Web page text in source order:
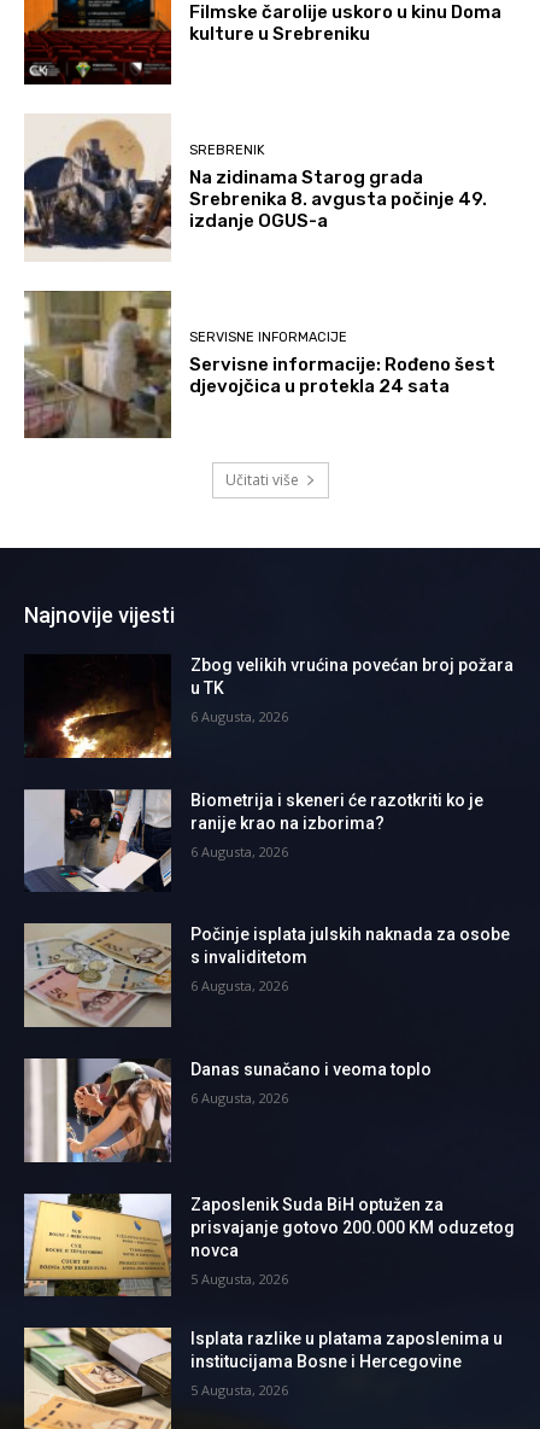
Filmske čarolije uskoro u kinu Doma
kulture u Srebreniku
SREBRENIK
Na zidinama Starog grada
Srebrenika 8. avgusta počinje 49.
izdanje OGUS-a
SERVISNE INFORMACIJE
Servisne informacije: Rođeno šest
djevojčica u protekla 24 sata
Učitati više
Najnovije vijesti
Zbog velikih vrućina povećan broj požara
u TK
6 Augusta, 2026
Biometrija i skeneri će razotkriti ko je
ranije krao na izborima?
6 Augusta, 2026
Počinje isplata julskih naknada za osobe
s invaliditetom
6 Augusta, 2026
Danas sunačano i veoma toplo
6 Augusta, 2026
Zaposlenik Suda BiH optužen za
prisvajanje gotovo 200.000 KM oduzetog
novca
5 Augusta, 2026
Isplata razlike u platama zaposlenima u
institucijama Bosne i Hercegovine
5 Augusta, 2026